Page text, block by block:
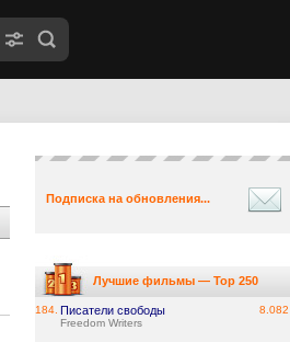
Подписка на обновления...
Лучшие фильмы — Top 250
184. Писатели свободы
Freedom Writers
8.082